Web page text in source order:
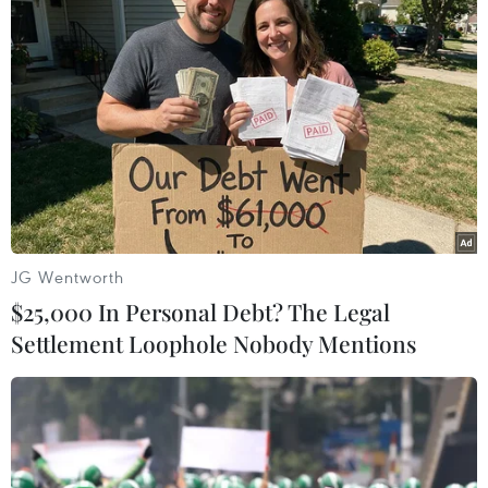
TIN LIÊN QUAN
Thừa Thiên-Huế: Phát hiện 29 người sử
JG Wentworth
$25,000 In Personal Debt? The Legal
Settlement Loophole Nobody Mentions